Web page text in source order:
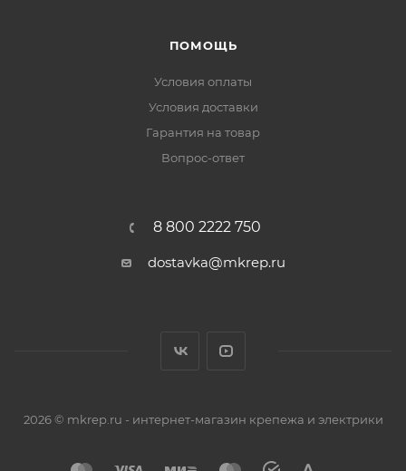
ПОМОЩЬ
Условия оплаты
Условия доставки
Гарантия на товар
Вопрос-ответ
8 800 2222 750
dostavka@mkrep.ru
2026 © mkrep.ru - интернет-магазин крепежа и электрики